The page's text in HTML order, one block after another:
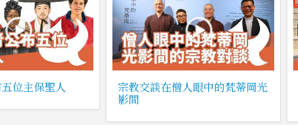
位主保聖人
宗教交談在僧人眼中的梵蒂岡光
影間